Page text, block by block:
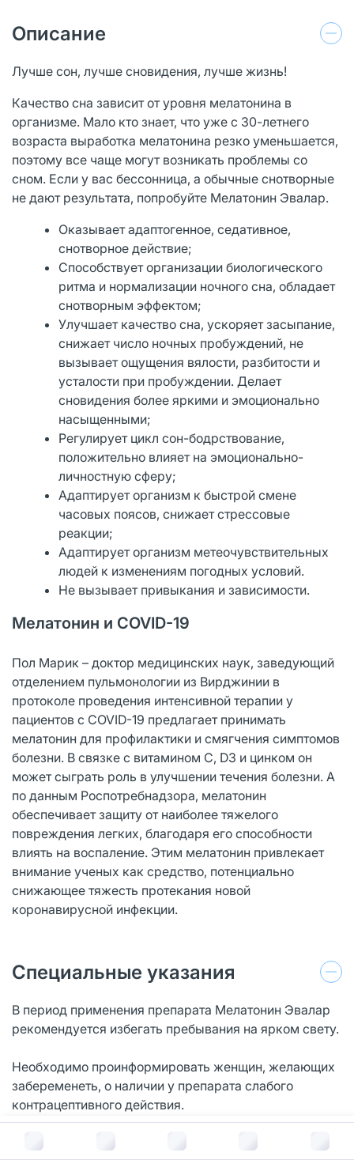
В корзину за
Описание
Лучше сон, лучше сновидения, лучше жизнь!
Качество сна зависит от уровня мелатонина в
организме. Мало кто знает, что уже с 30-летнего
возраста выработка мелатонина резко уменьшается,
поэтому все чаще могут возникать проблемы со
сном. Если у вас бессонница, а обычные снотворные
не дают результата, попробуйте Мелатонин Эвалар.
Оказывает адаптогенное, седативное,
снотворное действие;
Способствует организации биологического
ритма и нормализации ночного сна, обладает
снотворным эффектом;
Улучшает качество сна, ускоряет засыпание,
снижает число ночных пробуждений, не
вызывает ощущения вялости, разбитости и
усталости при пробуждении. Делает
сновидения более яркими и эмоционально
насыщенными;
Регулирует цикл сон-бодрствование,
положительно влияет на эмоционально-
личностную сферу;
Адаптирует организм к быстрой смене
часовых поясов, снижает стрессовые
реакции;
Адаптирует организм метеочувствительных
людей к изменениям погодных условий.
Не вызывает привыкания и зависимости.
Мелатонин и COVID-19
Пол Марик – доктор медицинских наук, заведующий
отделением пульмонологии из Вирджинии в
протоколе проведения интенсивной терапии у
пациентов с COVID-19 предлагает принимать
мелатонин для профилактики и смягчения симптомов
болезни. В связке с витамином C, D3 и цинком он
может сыграть роль в улучшении течения болезни. А
по данным Роспотребнадзора, мелатонин
обеспечивает защиту от наиболее тяжелого
повреждения легких, благодаря его способности
влиять на воспаление. Этим мелатонин привлекает
внимание ученых как средство, потенциально
снижающее тяжесть протекания новой
коронавирусной инфекции.
Специальные указания
В период применения препарата Мелатонин Эвалар
рекомендуется избегать пребывания на ярком свету.
Необходимо проинформировать женщин, желающих
забеременеть, о наличии у препарата слабого
контрацептивного действия.